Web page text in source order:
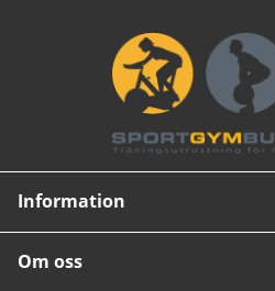
Information
Om oss